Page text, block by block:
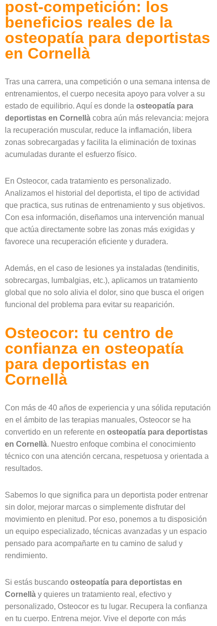
post-competición: los
beneficios reales de la
osteopatía para deportistas
en Cornellà
Tras una carrera, una competición o una semana intensa de
entrenamientos, el cuerpo necesita apoyo para volver a su
estado de equilibrio. Aquí es donde la osteopatía para
deportistas en Cornellà cobra aún más relevancia: mejora
la recuperación muscular, reduce la inflamación, libera
zonas sobrecargadas y facilita la eliminación de toxinas
acumuladas durante el esfuerzo físico.
En Osteocor, cada tratamiento es personalizado.
Analizamos el historial del deportista, el tipo de actividad
que practica, sus rutinas de entrenamiento y sus objetivos.
Con esa información, diseñamos una intervención manual
que actúa directamente sobre las zonas más exigidas y
favorece una recuperación eficiente y duradera.
Además, en el caso de lesiones ya instaladas (tendinitis,
sobrecargas, lumbalgias, etc.), aplicamos un tratamiento
global que no solo alivia el dolor, sino que busca el origen
funcional del problema para evitar su reaparición.
Osteocor: tu centro de
confianza en osteopatía
para deportistas en
Cornellà
Con más de 40 años de experiencia y una sólida reputación
en el ámbito de las terapias manuales, Osteocor se ha
convertido en un referente en osteopatía para deportistas
en Cornellà. Nuestro enfoque combina el conocimiento
técnico con una atención cercana, respetuosa y orientada a
resultados.
Sabemos lo que significa para un deportista poder entrenar
sin dolor, mejorar marcas o simplemente disfrutar del
movimiento en plenitud. Por eso, ponemos a tu disposición
un equipo especializado, técnicas avanzadas y un espacio
pensado para acompañarte en tu camino de salud y
rendimiento.
Si estás buscando osteopatía para deportistas en
Cornellà y quieres un tratamiento real, efectivo y
personalizado, Osteocor es tu lugar. Recupera la confianza
en tu cuerpo. Entrena mejor. Vive el deporte con más